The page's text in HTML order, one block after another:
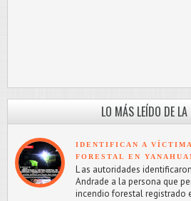
LO MÁS LEÍDO DE
IDENTIFICAN A
FORESTAL EN
L as autoridades
Andrade a la persona que
incendio forestal registrado